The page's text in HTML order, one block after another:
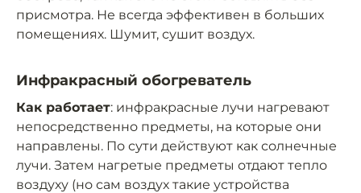
присмотра. Не всегда эффективен в больших
помещениях. Шумит, сушит воздух.
Инфракрасный обогреватель
Как работает: инфракрасные лучи нагревают
непосредственно предметы, на которые они
направлены. По сути действуют как солнечные
лучи. Затем нагретые предметы отдают тепло
воздуху (но сам воздух такие устройства